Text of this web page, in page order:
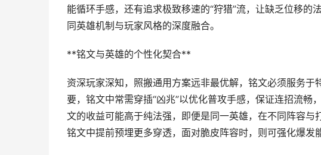
能循环手感，还有追求极致移速的“狩猎”流，让缺乏位移
同英雄机制与玩家风格的深度融合。
**铭文与英雄的个性化契合**
资深玩家深知，照搬通用方案远非最优解，铭文必须服务
要，铭文中常需穿插“凶兆”以优化普攻手感，保证连招流
文的收益可能高于纯法强，即便是同一英雄，在不同阵容
铭文中提前预埋更多穿透，面对脆皮阵容时，则可强化爆发